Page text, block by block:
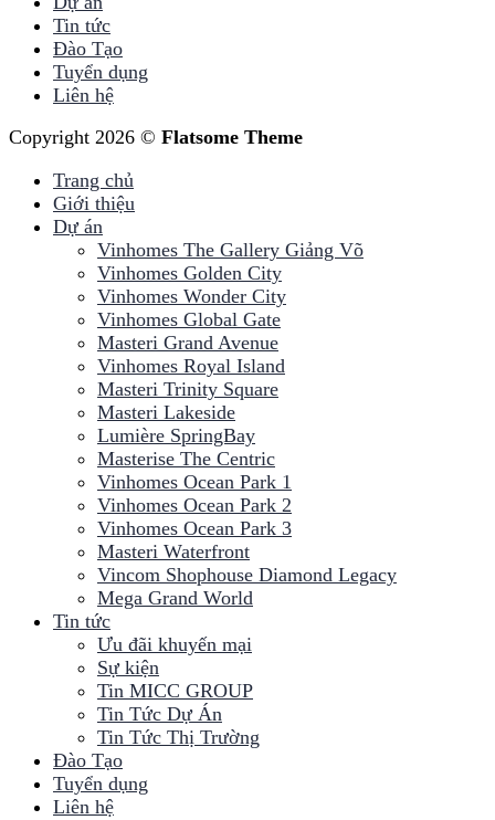
Tin tức
Đào Tạo
Tuyển dụng
Liên hệ
Copyright 2026 © Flatsome Theme
Trang chủ
Giới thiệu
Dự án
Vinhomes The Gallery Giảng Võ
Vinhomes Golden City
Vinhomes Wonder City
Vinhomes Global Gate
Masteri Grand Avenue
Vinhomes Royal Island
Masteri Trinity Square
Masteri Lakeside
Lumière SpringBay
Masterise The Centric
Vinhomes Ocean Park 1
Vinhomes Ocean Park 2
Vinhomes Ocean Park 3
Masteri Waterfront
Vincom Shophouse Diamond Legacy
Mega Grand World
Tin tức
Ưu đãi khuyến mại
Sự kiện
Tin MICC GROUP
Tin Tức Dự Án
Tin Tức Thị Trường
Đào Tạo
Tuyển dụng
Liên hệ